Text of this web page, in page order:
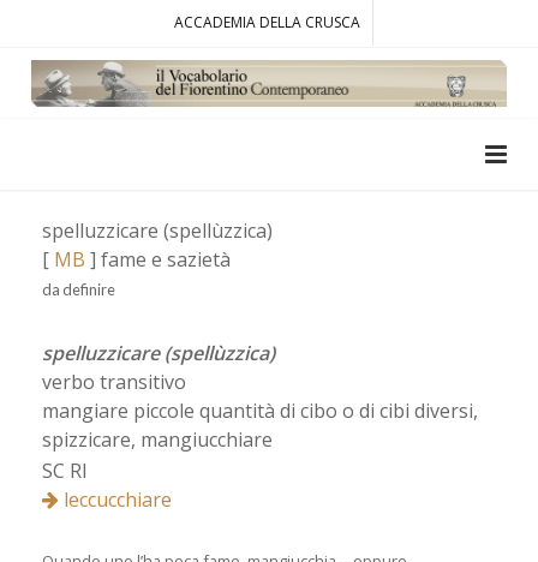
ACCADEMIA DELLA CRUSCA
spelluzzicare (spellùzzica)
[ MB ] fame e sazietà
da definire
spelluzzicare (spellùzzica)
verbo transitivo
mangiare piccole quantità di cibo o di cibi diversi,
spizzicare, mangiucchiare
SC RI
leccucchiare